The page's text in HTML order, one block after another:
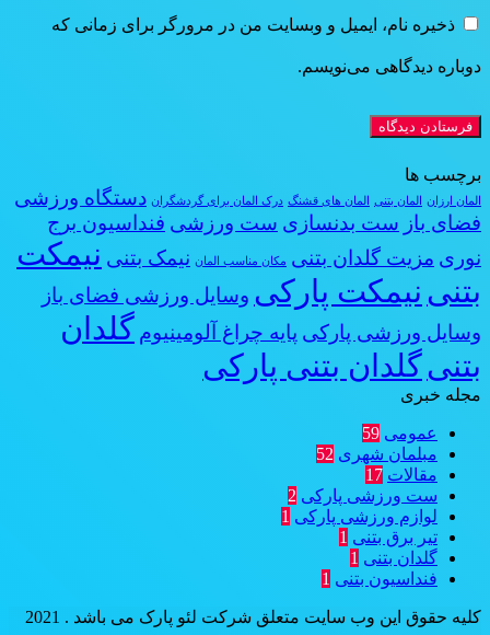
ذخیره نام، ایمیل و وبسایت من در مرورگر برای زمانی که
دوباره دیدگاهی می‌نویسم.
برچسب ها
المان ارزان المان بتنی المان های قشنگ درک المان برای گردشگران دستگاه ورزشی
فضای باز ست بدنسازی ست ورزشی فنداسیون برج
نوری مزیت گلدان بتنی مکان مناسب المان نیمک بتنی نیمکت
بتنی نیمکت پارکی وسایل ورزشی فضای باز
وسایل ورزشی پارکی پایه چراغ آلومینیوم گلدان
بتنیگلدان بتنی پارکی
مجله خبری
عمومی 59
مبلمان شهری 52
مقالات 17
ست ورزشی پارکی 2
لوازم ورزشی پارکی 1
تیر برق بتنی 1
گلدان بتنی 1
فنداسیون بتنی 1
کلیه حقوق این وب سایت متعلق شرکت لئو پارک می باشد . 2021